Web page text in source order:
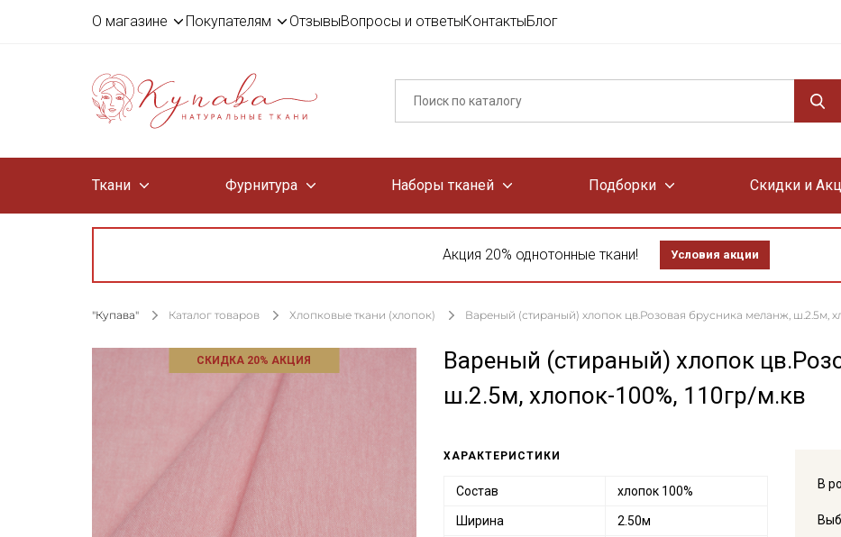
О магазине Покупателям ОтзывыВопросы и ответыКонтактыБлог
Ткани Фурнитура Наборы тканей Подборки Скидки и
Акция 20% однотонные ткани! Условия акции
"Купава" Каталог товаров Хлопковые ткани (хлопок) Вареный (стираный) хлопок цв.Розовая брусника меланж, ш.2.5м,
СКИДКА 20% АКЦИЯ
Вареный (стираный) хлопок
ш.2.5м, хлопок-100%, 110гр/м.кв
В
ХАРАКТЕРИСТИКИ
Состав хлопок 100%
Ширина 2.50м